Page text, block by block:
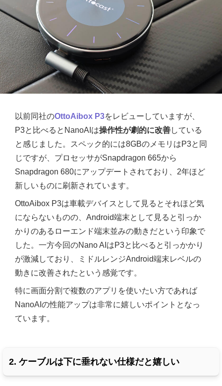
以前同社のOttoAibox P3をレビューしていますが、
P3と比べるとNanoAIは操作性が劇的に改善している
と感じました。スペック的には8GBのメモリはP3と同
じですが、プロセッサがSnapdragon 665から
Snapdragon 680にアップデートされており、2年ほど
新しいものに刷新されています。
OttoAibox P3は車載デバイスとして見るとそれほど気
にならないものの、Android端末として見ると引っか
かりのあるローエンド端末並みの動きだという印象で
した。一方今回のNano AIはP3と比べると引っかかり
が激減しており、ミドルレンジAndroid端末レベルの
動きに改善されたという感覚です。
特に画面分割で複数のアプリを使いたい方であれば
NanoAIの性能アップは非常に嬉しいポイントとなっ
ています。
2. ケーブルは下に垂れない仕様だと嬉しい